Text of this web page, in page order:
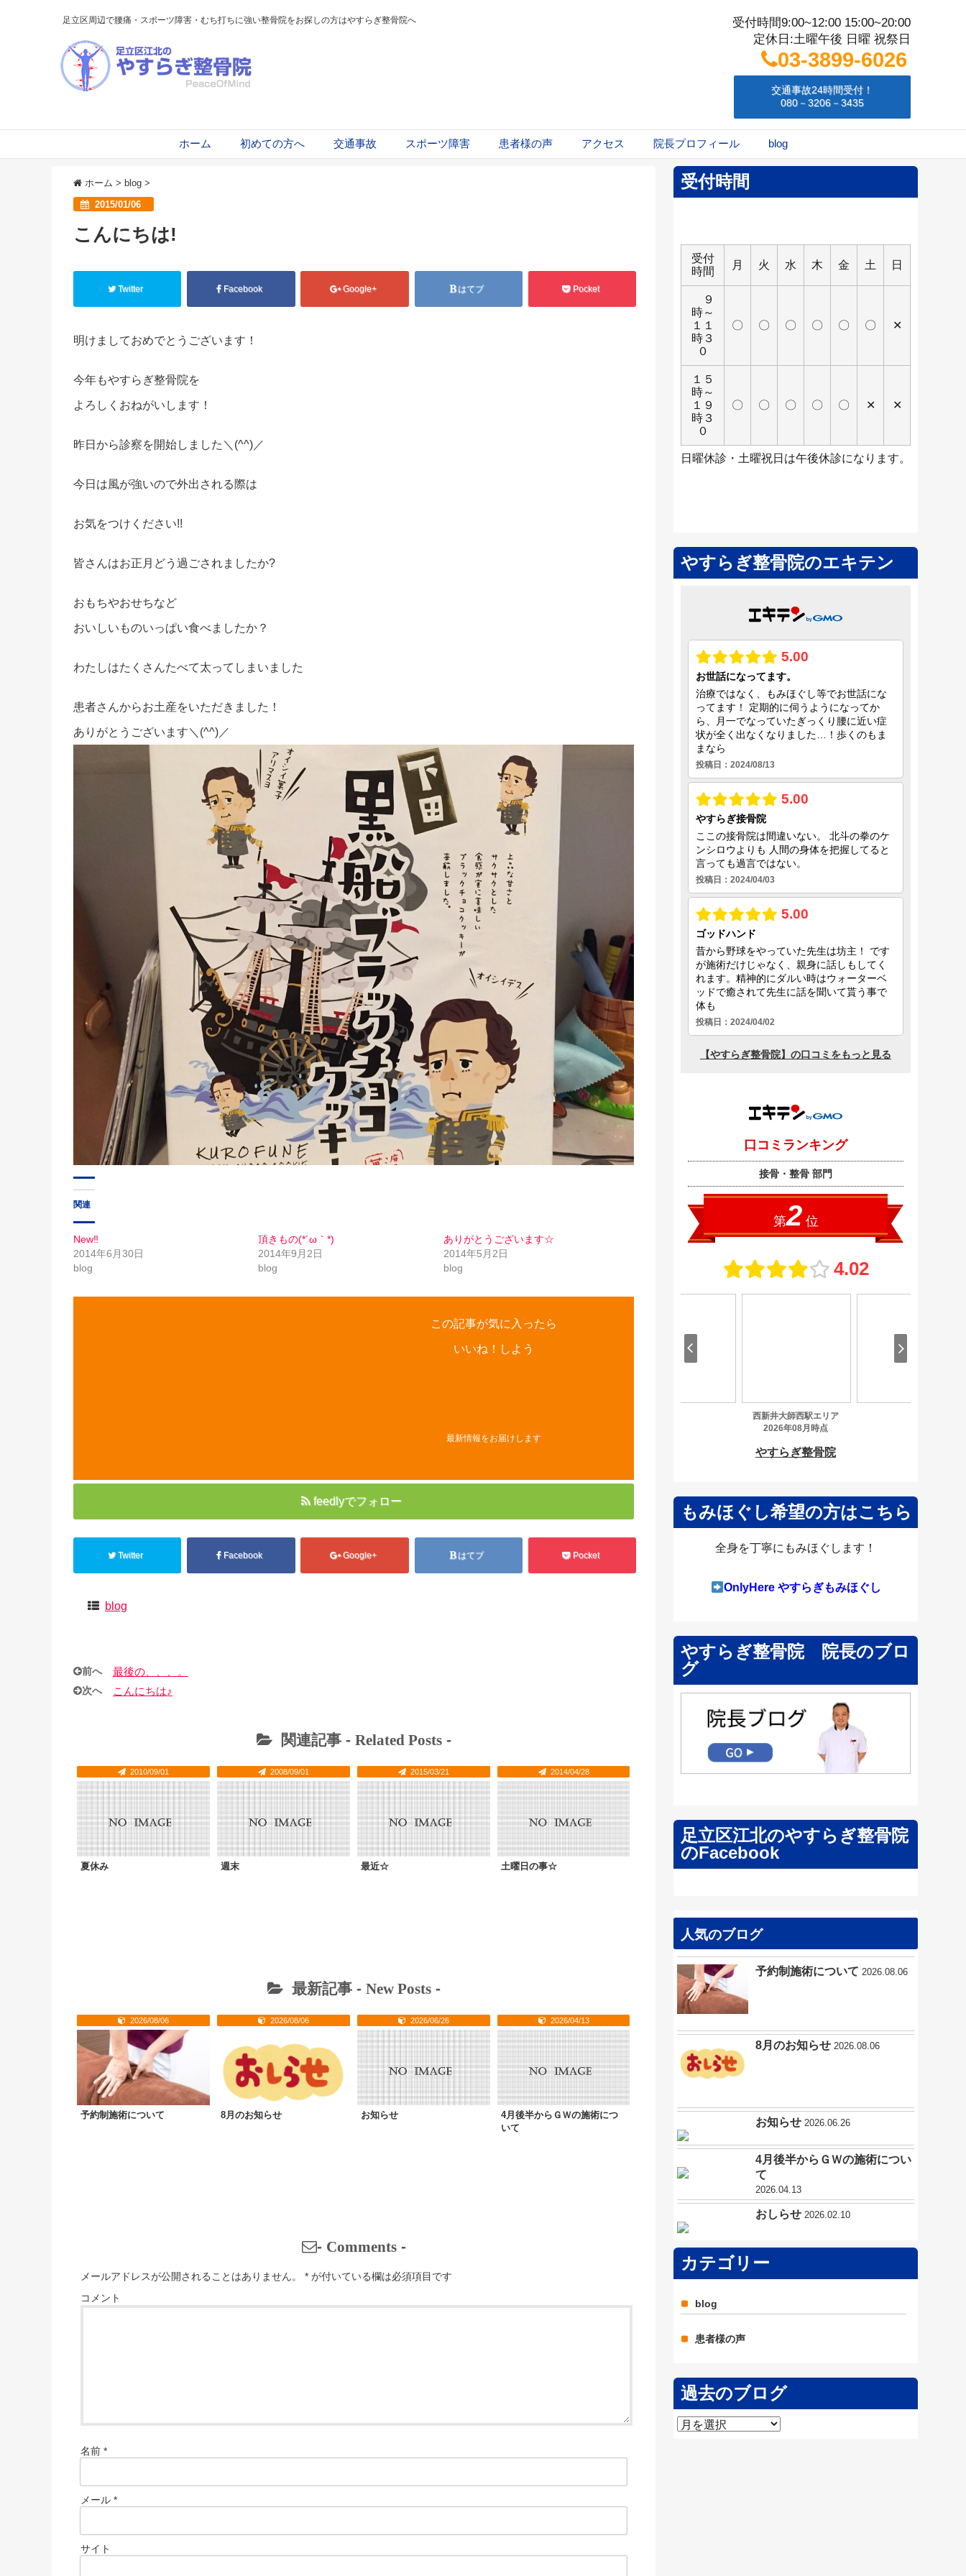
足立区周辺で腰痛・スポーツ障害・むち打ちに強い整骨院をお探しの方はやすらぎ整骨院へ
受付時間9:00~12:00 15:00~20:00
定休日:土曜午後 日曜 祝祭日
03-3899-6026
交通事故24時間受付！
080－3206－3435
ホーム 初めての方へ 交通事故 スポーツ障害 患者様の声 アクセス 院長プロフィール blog
ホーム > blog >
2015/01/06
こんにちは!
Twitter Facebook Google+ はてブ Pocket
明けましておめでとうございます！
今年もやすらぎ整骨院を
よろしくおねがいします！
昨日から診察を開始しました＼(^^)／
今日は風が強いので外出される際は
お気をつけください!!
皆さんはお正月どう過ごされましたか?
おもちやおせちなど
おいしいものいっぱい食べましたか？
わたしはたくさんたべて太ってしまいました
患者さんからお土産をいただきました！
ありがとうございます＼(^^)／
関連
New‼︎
2014年6月30日
blog
頂きもの(*´ω｀*)
2014年9月2日
blog
ありがとうございます☆
2014年5月2日
blog
この記事が気に入ったら
いいね！しよう
最新情報をお届けします
feedlyでフォロー
Twitter Facebook Google+ はてブ Pocket
blog
前へ 最後の、、、。
次へ こんにちは♪
関連記事 - Related Posts-
2010/09/01
夏休み
2008/09/01
週末
2015/03/21
最近☆
2014/04/28
土曜日の事☆
最新記事 - New Posts-
2026/08/06
予約制施術について
2026/08/06
8月のお知らせ
2026/06/26
お知らせ
2026/04/13
4月後半からＧＷの施術につ
いて
- Comments-
メールアドレスが公開されることはありません。 * が付いている欄は必須項目です
コメント
名前 *
メール *
サイト
受付時間
受付
時間
月 火 水 木 金 土 日
９
時～
１１
時３
０
〇 〇 〇 〇 〇 〇 ✕
１５
時～
１９
時３
０
〇 〇 〇 〇 〇 ✕ ✕
日曜休診・土曜祝日は午後休診になります。
やすらぎ整骨院のエキテン
もみほぐし希望の方はこちら
全身を丁寧にもみほぐします！
OnlyHere やすらぎもみほぐし
やすらぎ整骨院 院長のブロ
グ
足立区江北のやすらぎ整骨院
のFacebook
人気のブログ
予約制施術について 2026.08.06
8月のお知らせ 2026.08.06
お知らせ 2026.06.26
4月後半からＧＷの施術につい
て
2026.04.13
おしらせ 2026.02.10
カテゴリー
blog
患者様の声
過去のブログ
過